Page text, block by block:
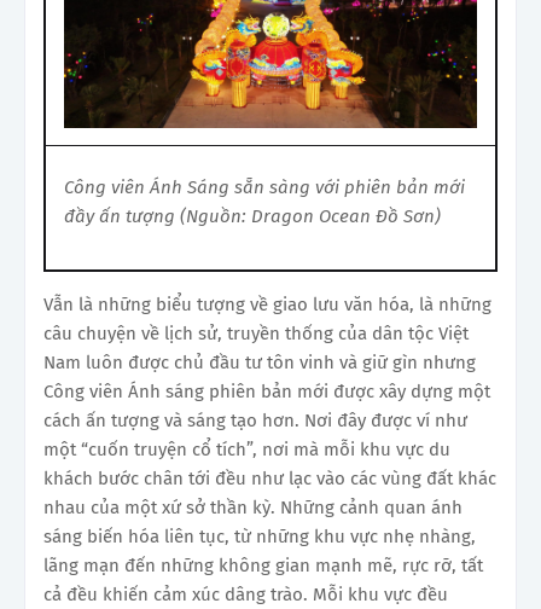
Công viên Ánh Sáng sẵn sàng với phiên bản mới
đầy ấn tượng (Nguồn: Dragon Ocean Đồ Sơn)
Vẫn là những biểu tượng về giao lưu văn hóa, là những
câu chuyện về lịch sử, truyền thống của dân tộc Việt
Nam luôn được chủ đầu tư tôn vinh và giữ gìn nhưng
Công viên Ánh sáng phiên bản mới được xây dựng một
cách ấn tượng và sáng tạo hơn. Nơi đây được ví như
một “cuốn truyện cổ tích”, nơi mà mỗi khu vực du
khách bước chân tới đều như lạc vào các vùng đất khác
nhau của một xứ sở thần kỳ. Những cảnh quan ánh
sáng biến hóa liên tục, từ những khu vực nhẹ nhàng,
lãng mạn đến những không gian mạnh mẽ, rực rỡ, tất
cả đều khiến cảm xúc dâng trào. Mỗi khu vực đều